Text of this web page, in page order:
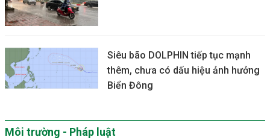
Siêu bão DOLPHIN tiếp tục mạnh
thêm, chưa có dấu hiệu ảnh hưởng
Biển Đông
Môi trường - Pháp luật